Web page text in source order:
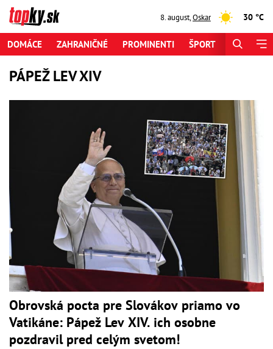
8. august,Oskar 30 °C
DOMÁCE ZAHRANIČNÉ PROMINENTI ŠPORT
PÁPEŽ LEV XIV
Obrovská pocta pre Slovákov priamo vo
Vatikáne: Pápež Lev XIV. ich osobne
pozdravil pred celým svetom!